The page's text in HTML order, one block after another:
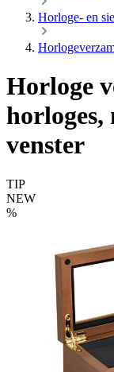
Horloge- en
Horloge
horloges,
venster
TIP
NEW
%